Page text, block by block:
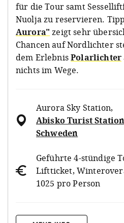
für die Tour samt
Nuolja zu reservieren.
Aurora" zeigt sehr
Chancen auf Nordlichter
dem ErlebnisPolarlichter
nichts im Wege.
Aurora Sky Station,
Abisko Turist
Schweden
Geführte 4-stündige
Liftticket,
1025 pro Person